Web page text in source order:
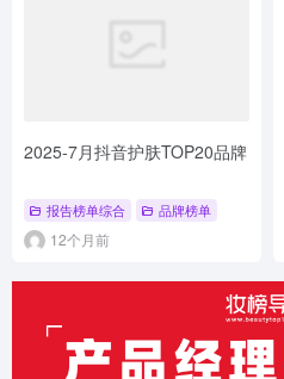
2025-7月抖音护肤TOP20品牌
报告榜单综合 品牌榜单
12个月前